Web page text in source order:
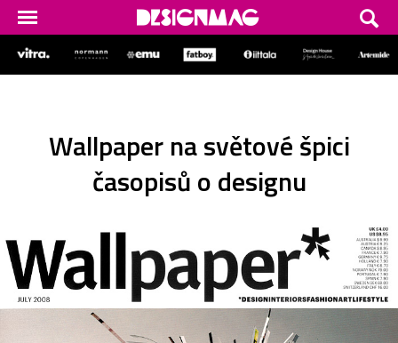
Wallpaper na světové špici
časopisů o designu